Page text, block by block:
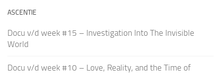
ASCENTIE
Docu v/d week #15 – Investigation Into The Invisible
World
Docu v/d week #10 – Love, Reality, and the Time of